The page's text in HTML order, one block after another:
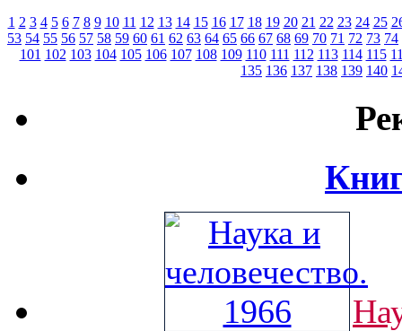
1 2 3 4 5 6 7 8 9 10 11 12 13 14 15 16 17 18 19 20 21 22 23 24 25
53 54 55 56 57 58 59 60 61 62 63 64 65 66 67 68 69 70 71 72 73 74
101 102 103 104 105 106 107 108 109 110 111 112 113 114 115
135 136 137 138 139 140